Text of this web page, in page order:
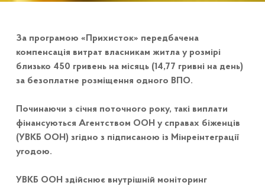
За програмою «Прихисток» передбачена
компенсація витрат власникам житла у розмірі
близько 450 гривень на місяць (14,77 гривні на день)
за безоплатне розміщення одного ВПО.
Починаючи з січня поточного року, такі виплати
фінансуються Агентством ООН у справах біженців
(УВКБ ООН) згідно з підписаною із Мінреінтеграції
угодою.
УВКБ ООН здійснює внутрішній моніторинг